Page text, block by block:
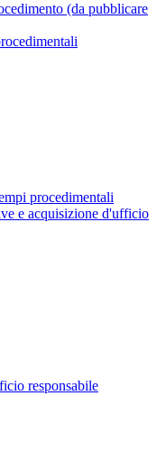
(da pubblicare
procedimentali
e acquisizione d'ufficio
responsabile